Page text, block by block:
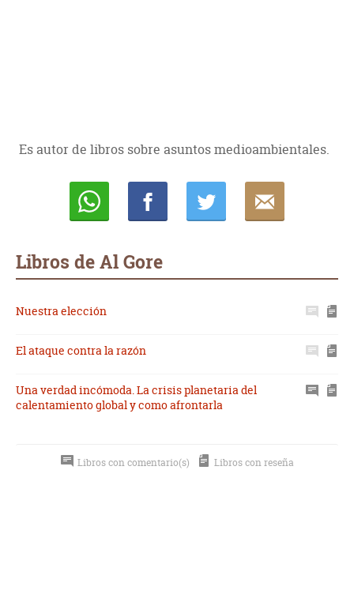
Es autor de libros sobre asuntos medioambientales.
Libros de Al Gore
Nuestra elección
El ataque contra la razón
Una verdad incómoda. La crisis planetaria del
calentamiento global y como afrontarla
Libros con comentario(s) Libros con reseña